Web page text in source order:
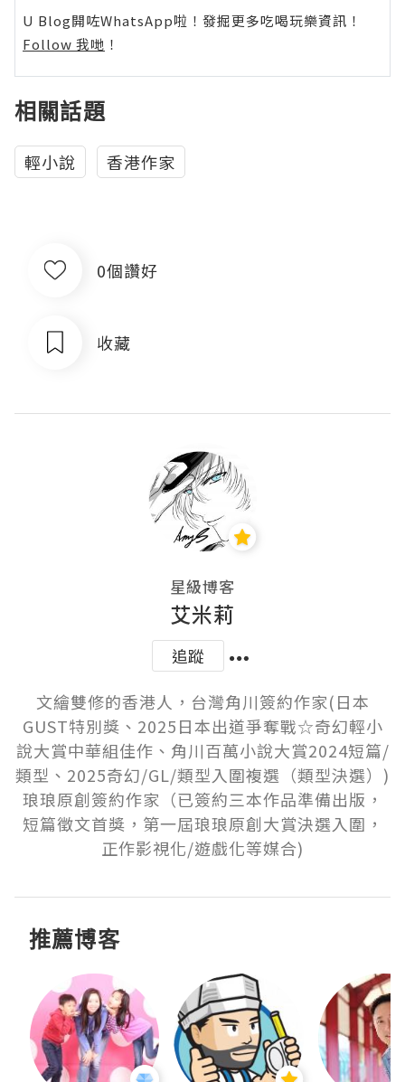
U Blog開咗WhatsApp啦！發掘更多吃喝玩樂資訊！
Follow 我哋 ！
相關話題
輕小說 香港作家
0個讚好
收藏
星級博客
艾米莉
追蹤
文繪雙修的香港人，台灣角川簽約作家(日本
GUST特別獎、2025日本出道爭奪戰☆奇幻輕小
說大賞中華組佳作、角川百萬小說大賞2024短篇/
類型、2025奇幻/GL/類型入圍複選（類型決選）)
琅琅原創簽約作家（已簽約三本作品準備出版，
短篇徵文首獎，第一屆琅琅原創大賞決選入圍，
正作影視化/遊戲化等媒合)
推薦博客